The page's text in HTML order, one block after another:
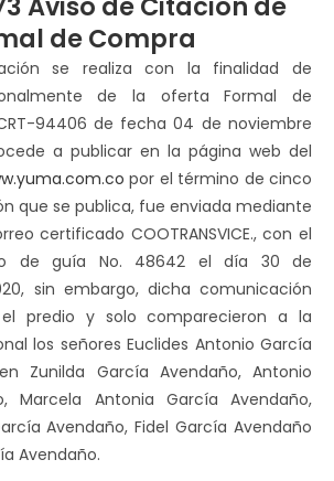
de Compra
se realiza con la finalidad de
de la oferta Formal de
94406 de fecha 04 de noviembre
a publicar en la página web del
por el término de cinco
que se publica, fue enviada mediante
certificado COOTRANSVICE., con el
de guía No. 48642 el día 30 de
sin embargo, dicha comunicación
predio y solo comparecieron a la
los señores Euclides Antonio García
Zunilda García Avendaño, Antonio
Marcela Antonia García Avendaño,
Avendaño, Fidel García Avendaño
Avendaño.